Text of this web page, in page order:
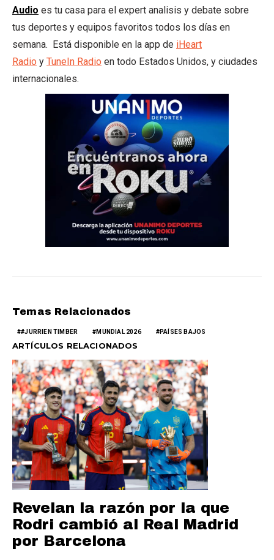
Audio es tu casa para el expert analisis y debate sobre
tus deportes y equipos favoritos todos los días en
semana. Está disponible en la app de iHeart
Radio y TuneIn Radio en todo Estados Unidos, y ciudades
internacionales.
Temas Relacionados
#JURRIEN TIMBER MUNDIAL 2026 PAÍSES BAJOS
ARTÍCULOS RELACIONADOS
Revelan la razón por la que
Rodri cambió al Real Madrid
por Barcelona